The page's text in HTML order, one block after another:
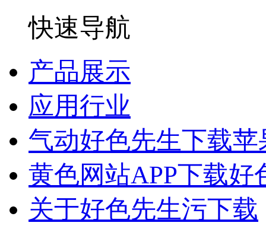
快速导航
产品展示
应用行业
气动好色先生下载
黄色网站APP下载好
关于好色先生污下载